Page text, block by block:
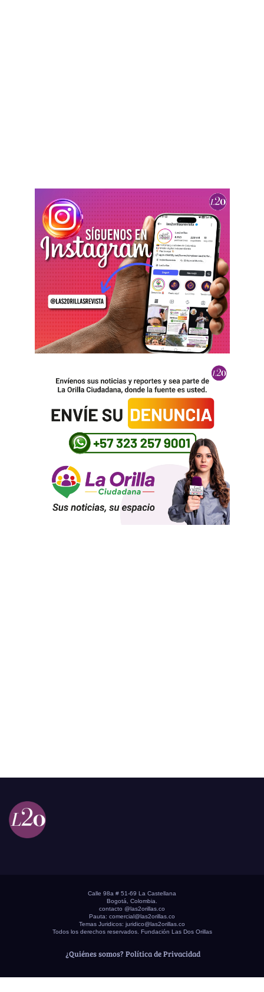
Calle 98a # 51-69 La Castellana
Bogotá, Colombia.
contacto @las2orillas.co
Pauta: comercial@las2orillas.co
Temas Juridicos: juridico@las2orillas.co
Todos los derechos reservados. Fundación Las Dos Orillas
¿Quiénes somos? Política de Privacidad